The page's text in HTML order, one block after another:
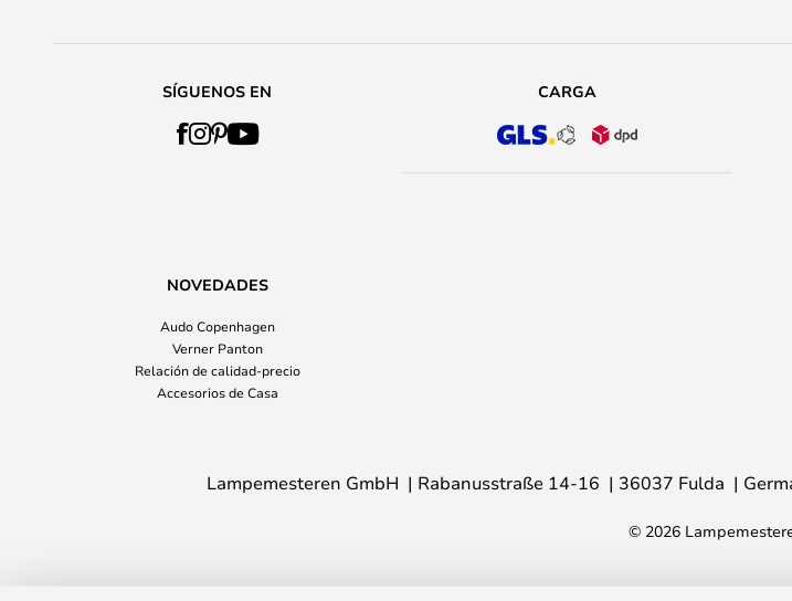
SÍGUENOS EN CARGA
NOVEDADES
Audo Copenhagen
Verner Panton
Relación de calidad-precio
Accesorios de Casa
Lampemesteren GmbH Rabanusstraße 14-16 36037 Fulda
© 2026